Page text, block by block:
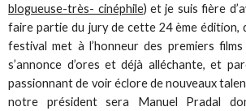
blogueuse-très- cinéphile) et je suis fière
faire partie du jury de cette 24 ème édition,
festival met à l’honneur des premiers
s’annonce d’ores et déjà alléchante, et
passionnant de voir éclore de nouveaux
notre président sera Manuel Pradal